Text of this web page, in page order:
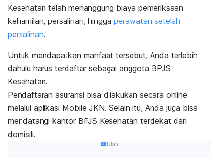
Kesehatan telah menanggung biaya pemeriksaan
kehamilan, persalinan, hingga perawatan setelah
persalinan.
Untuk mendapatkan manfaat tersebut, Anda terlebih
dahulu harus terdaftar sebagai anggota BPJS
Kesehatan.
Pendaftaran asuransi bisa dilakukan secara online
melalui aplikasi Mobile JKN. Selain itu, Anda juga bisa
mendatangi kantor BPJS Kesehatan terdekat dari
domisili.
Iklan